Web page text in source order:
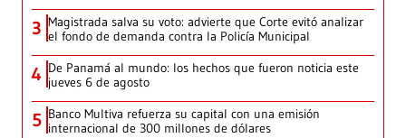
3 Magistrada salva su voto: advierte que Corte evitó analizar
el fondo de demanda contra la Policía Municipal
4 De Panamá al mundo: los hechos que fueron noticia este
jueves 6 de agosto
5 Banco Multiva refuerza su capital con una emisión
internacional de 300 millones de dólares